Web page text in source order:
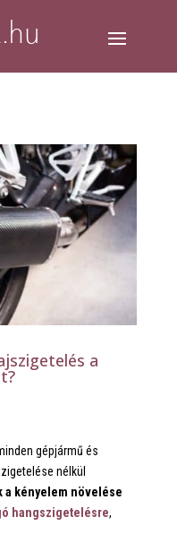
a
gépjármű és
nélkül
a kényelem növelése
hangszigetelésre,